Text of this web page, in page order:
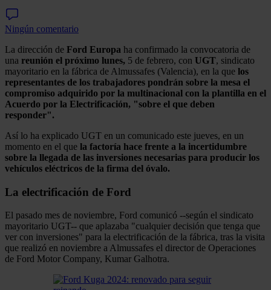
Ningún comentario
La dirección de Ford Europa ha confirmado la convocatoria de
una reunión el próximo lunes, 5 de febrero, con UGT, sindicato
mayoritario en la fábrica de Almussafes (Valencia), en la que los
representantes de los trabajadores pondrán sobre la mesa el
compromiso adquirido por la multinacional con la plantilla en el
Acuerdo por la Electrificación, "sobre el que deben
responder".
Así lo ha explicado UGT en un comunicado este jueves, en un
momento en el que la factoría hace frente a la incertidumbre
sobre la llegada de las inversiones necesarias para producir los
vehículos eléctricos de la firma del óvalo.
La electrificación de Ford
El pasado mes de noviembre, Ford comunicó --según el sindicato
mayoritario UGT-- que aplazaba "cualquier decisión que tenga que
ver con inversiones" para la electrificación de la fábrica, tras la visita
que realizó en noviembre a Almussafes el director de Operaciones
de Ford Motor Company, Kumar Galhotra.